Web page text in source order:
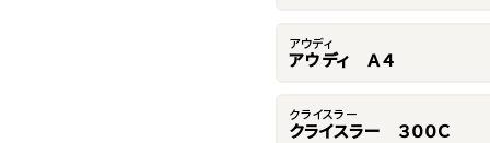
アウディ
アウディ Ａ４
クライスラー
クライスラー ３００Ｃ